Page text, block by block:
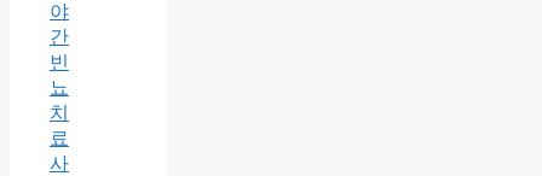
야
간
빈
뇨
치
료
사